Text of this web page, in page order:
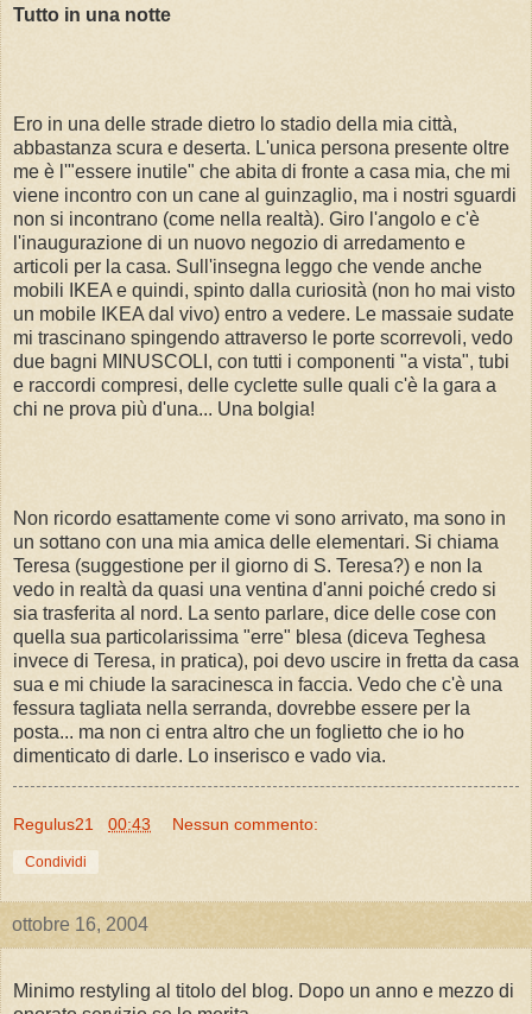
Tutto in una notte
Ero in una delle strade dietro lo stadio della mia città,
abbastanza scura e deserta. L'unica persona presente oltre
me è l'"essere inutile" che abita di fronte a casa mia, che mi
viene incontro con un cane al guinzaglio, ma i nostri sguardi
non si incontrano (come nella realtà). Giro l'angolo e c'è
l'inaugurazione di un nuovo negozio di arredamento e
articoli per la casa. Sull'insegna leggo che vende anche
mobili IKEA e quindi, spinto dalla curiosità (non ho mai visto
un mobile IKEA dal vivo) entro a vedere. Le massaie sudate
mi trascinano spingendo attraverso le porte scorrevoli, vedo
due bagni MINUSCOLI, con tutti i componenti "a vista", tubi
e raccordi compresi, delle cyclette sulle quali c'è la gara a
chi ne prova più d'una... Una bolgia!
Non ricordo esattamente come vi sono arrivato, ma sono in
un sottano con una mia amica delle elementari. Si chiama
Teresa (suggestione per il giorno di S. Teresa?) e non la
vedo in realtà da quasi una ventina d'anni poiché credo si
sia trasferita al nord. La sento parlare, dice delle cose con
quella sua particolarissima "erre" blesa (diceva Teghesa
invece di Teresa, in pratica), poi devo uscire in fretta da casa
sua e mi chiude la saracinesca in faccia. Vedo che c'è una
fessura tagliata nella serranda, dovrebbe essere per la
posta... ma non ci entra altro che un foglietto che io ho
dimenticato di darle. Lo inserisco e vado via.
Regulus21 00:43 Nessun commento:
Condividi
ottobre 16, 2004
Minimo restyling al titolo del blog. Dopo un anno e mezzo di